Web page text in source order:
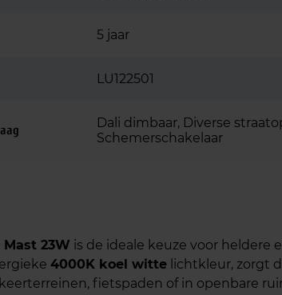
5 jaar
LU122501
Dali dimbaar, Diverse
Schemerschakelaar
23W is de ideale keuze voor
4000K koel witte lichtkleur, zorgt
fietspaden of in openbare